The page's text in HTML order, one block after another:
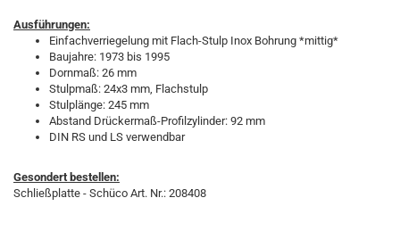
Ausführungen:
Einfachverriegelung mit Flach-Stulp Inox Bohrung *mittig*
Baujahre: 1973 bis 1995
Dornmaß: 26 mm
Stulpmaß: 24x3 mm, Flachstulp
Stulplänge: 245 mm
Abstand Drückermaß-Profilzylinder: 92 mm
DIN RS und LS verwendbar
Gesondert bestellen:
Schließplatte - Schüco Art. Nr.: 208408